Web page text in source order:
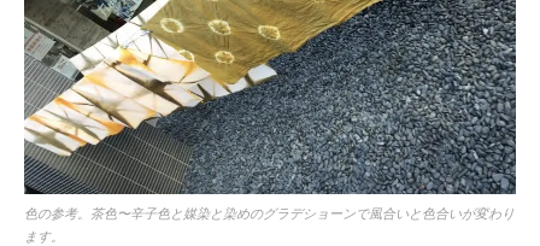
色の参考。茶色〜辛子色と媒染と染めのグラデショーンで風合いと色合いが変わり
ます。